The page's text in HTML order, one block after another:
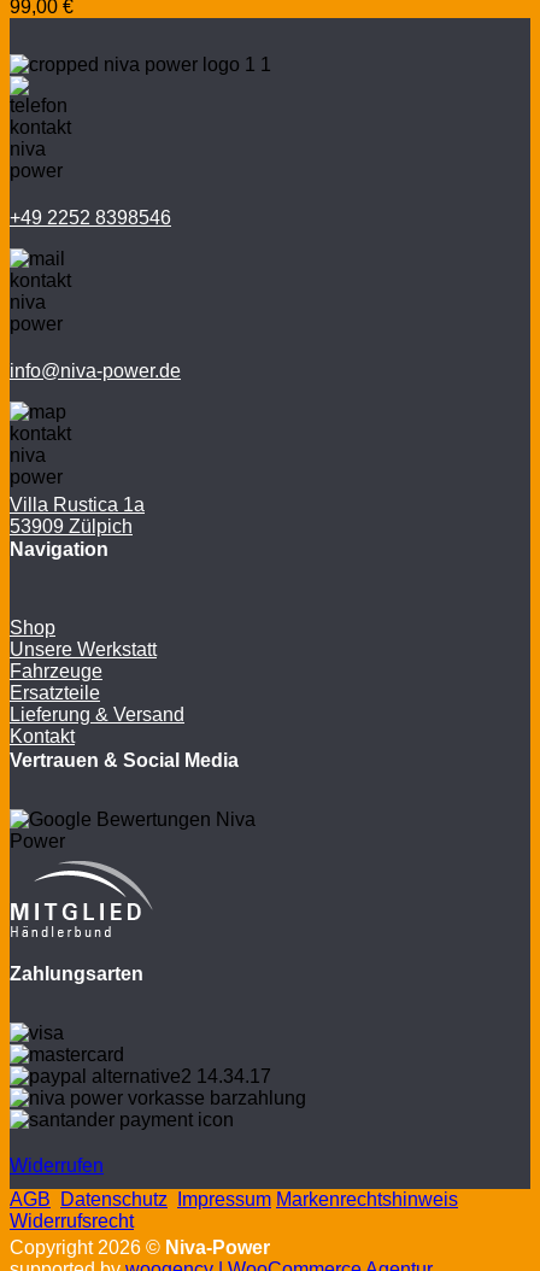
99,00 €
+49 2252 8398546
info@niva-power.de
Villa Rustica 1a
53909 Zülpich
Navigation
Shop
Unsere Werkstatt
Fahrzeuge
Ersatzteile
Lieferung & Versand
Kontakt
Vertrauen & Social Media
Zahlungsarten
Widerrufen
AGB
Datenschutz Impressum Markenrechtshinweis
Widerrufsrecht
Copyright 2026 © Niva-Power